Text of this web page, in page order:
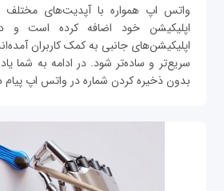
واتس اپ همواره با آپدیت‌های مختلف
اپلیکیشن خود اضافه کرده است و
اپلیکیشن‌های جانبی به کمک کاربران
سریع‌تر و ساده‌تر شود. در ادامه به شما
بدون ذخیره کردن شماره در واتس اپ پیام